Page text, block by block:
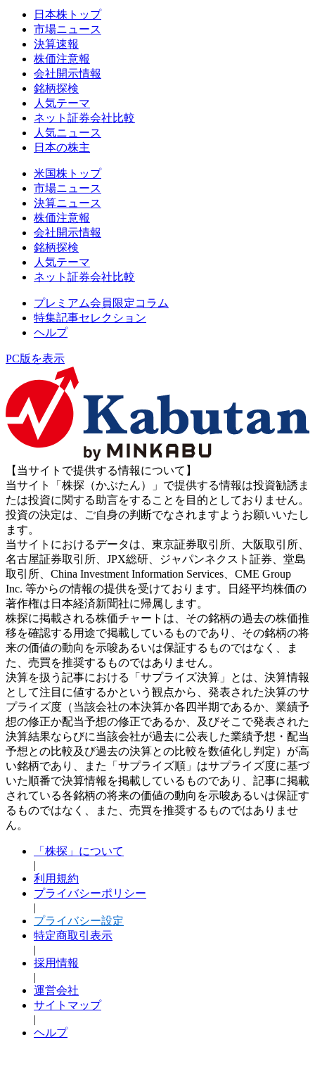
日本株トップ
市場ニュース
決算速報
株価注意報
会社開示情報
銘柄探検
人気テーマ
ネット証券会社比較
人気ニュース
日本の株主
米国株トップ
市場ニュース
決算ニュース
株価注意報
会社開示情報
銘柄探検
人気テーマ
ネット証券会社比較
プレミアム会員限定コラム
特集記事セレクション
ヘルプ
PC版を表示
【当サイトで提供する情報について】
当サイト「株探（かぶたん）」で提供する情報は投資勧誘ま
たは投資に関する助言をすることを目的としておりません。
投資の決定は、ご自身の判断でなされますようお願いいたし
ます。
当サイトにおけるデータは、東京証券取引所、大阪取引所、
名古屋証券取引所、JPX総研、ジャパンネクスト証券、堂島
取引所、China Investment Information Services、CME Group
Inc. 等からの情報の提供を受けております。日経平均株価の
著作権は日本経済新聞社に帰属します。
株探に掲載される株価チャートは、その銘柄の過去の株価推
移を確認する用途で掲載しているものであり、その銘柄の将
来の価値の動向を示唆あるいは保証するものではなく、ま
た、売買を推奨するものではありません。
決算を扱う記事における「サプライズ決算」とは、決算情報
として注目に値するかという観点から、発表された決算のサ
プライズ度（当該会社の本決算か各四半期であるか、業績予
想の修正か配当予想の修正であるか、及びそこで発表された
決算結果ならびに当該会社が過去に公表した業績予想・配当
予想との比較及び過去の決算との比較を数値化し判定）が高
い銘柄であり、また「サプライズ順」はサプライズ度に基づ
いた順番で決算情報を掲載しているものであり、記事に掲載
されている各銘柄の将来の価値の動向を示唆あるいは保証す
るものではなく、また、売買を推奨するものではありませ
ん。
「株探」について
|
利用規約
プライバシーポリシー
|
プライバシー設定
特定商取引表示
|
採用情報
|
運営会社
サイトマップ
|
ヘルプ